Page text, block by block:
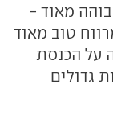
מאוד -
טוב מאוד
על הכנסת
גדולים